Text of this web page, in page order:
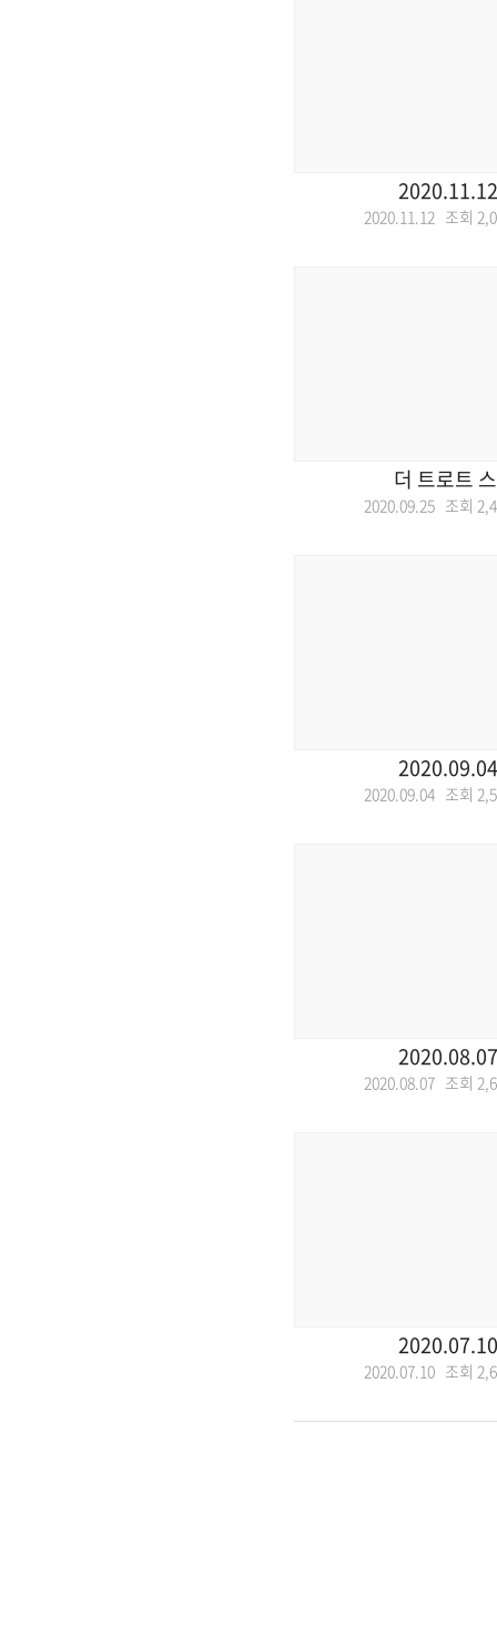
2020.11.12 조회
더 트로트
2020.09.25 조회
2020.09.04 조회
2020.08.07 조회
2020.07.10 조회